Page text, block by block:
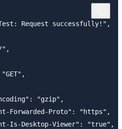
Request successfully!",
"gzip",
Forwarded-Proto": "https",
Is-Desktop-Viewer": "true",